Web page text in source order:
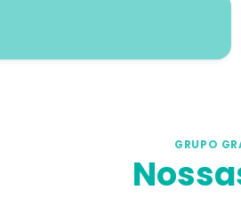
GRUPO